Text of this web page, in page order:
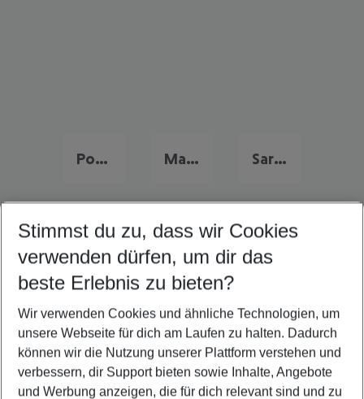
Portugal Urlaub Malta Urlaub Sardinien Urlaub
Quicklinks
Flug & Hotel Calpe
Familienurlaub Calpe
Frübucher Angebote Calpe für 2026
Urlaub Calpe
Stimmst du zu, dass wir Cookies
verwenden dürfen, um dir das
beste Erlebnis zu bieten?
Wir verwenden Cookies und ähnliche Technologien, um
unsere Webseite für dich am Laufen zu halten. Dadurch
können wir die Nutzung unserer Plattform verstehen und
verbessern, dir Support bieten sowie Inhalte, Angebote
und Werbung anzeigen, die für dich relevant sind und zu